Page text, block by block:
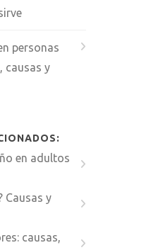
personas
causas y
en adultos
Causas y
causas,